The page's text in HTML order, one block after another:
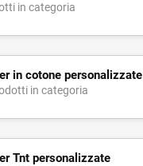
in categoria
in cotone personalizzate
in categoria
Tnt personalizzate